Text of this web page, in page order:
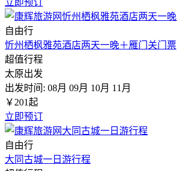
立即预订
自由行
忻州栖枫雅苑酒店两天一晚＋雁门关门票
超值行程
太原出发
出发时间: 08月 09月 10月 11月
￥ 201起
立即预订
自由行
大同古城一日游行程